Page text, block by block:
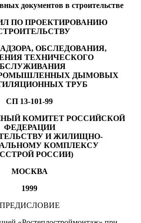
документов в строительстве
ПО ПРОЕКТИРОВАНИЮ
ОБСЛЕДОВАНИЯ,
ТЕХНИЧЕСКОГО
ДЫМОВЫХ
ТРУБ
СП 13-101-99
КОМИТЕТ РОССИЙСКОЙ
ФЕДЕРАЦИИ
И ЖИЛИЩНО-
КОМПЛЕКСУ
РОССИИ)
МОСКВА
1999
ПРЕДИСЛОВИЕ